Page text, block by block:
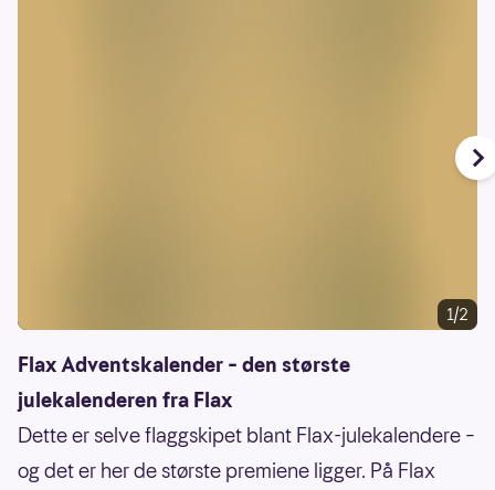
1/2
Flax Adventskalender – den største
julekalenderen fra Flax
Dette er selve flaggskipe­t blant Flax-julekalendere –
og det er her de største premiene ligger. På Flax